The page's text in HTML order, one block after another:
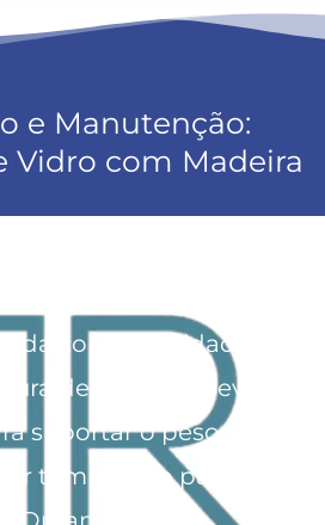
e Manutenção:
Vidro com Madeira
contra umidade
de madeira deve
suportar o peso do
temperado para